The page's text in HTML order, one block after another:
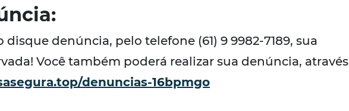
disque denúncia, pelo telefone (61) 9 9982-7189, sua
Você também poderá realizar sua denúncia, através
denuncias-16bpmgo